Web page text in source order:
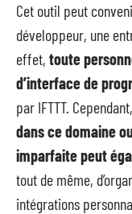
Cet outil peut
développeur, une
effet, toute
d’interface de
par IFTTT. Cependant,
dans ce domaine
imparfaite peut
tout de même,
intégrations